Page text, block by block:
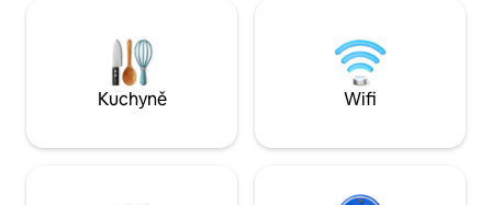
molo do národního parku ⛵ •
Porcelánové podlahy • *5hvězdičkový
Porcelánové byty
Kuchyně Wifi